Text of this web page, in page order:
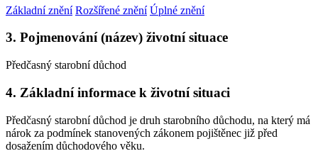
Základní znění Rozšířené znění Úplné znění
3. Pojmenování (název) životní situace
Předčasný starobní důchod
4. Základní informace k životní situaci
Předčasný starobní důchod je druh starobního důchodu, na který má
nárok za podmínek stanovených zákonem pojištěnec již před
dosažením důchodového věku.